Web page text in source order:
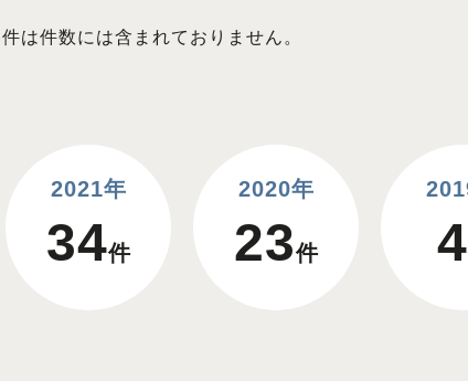
は件数には含まれておりません。
2021年
34件
2020年
23件 4